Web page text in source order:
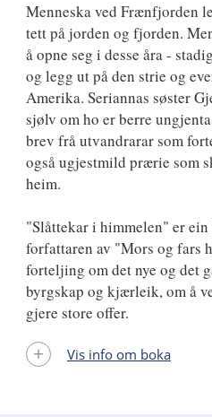
Menneska ved Frænfjorden
tett på jorden og fjorden.
å opne seg i desse åra -
og legg ut på den strie og
Amerika. Seriannas søster
sjølv om ho er berre
brev frå utvandrarar som
også ugjestmild prærie som
heim.
"Slåttekar i himmelen" er
forfattaren av "Mors og fars
forteljing om det nye og det
byrgskap og kjærleik, om å
gjere store offer.
Vis info om boka